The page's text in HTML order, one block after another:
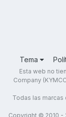
Tema
Esta web no
Company
Todas las
Copyright © 2010 -